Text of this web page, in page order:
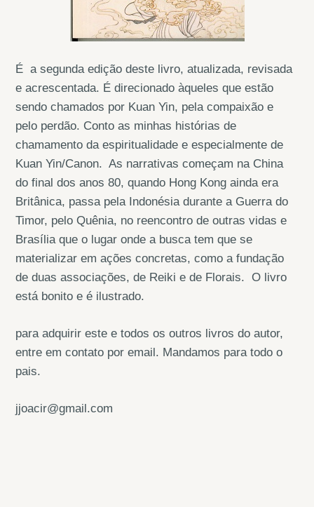
É a segunda edição deste livro, atualizada, revisada
e acrescentada. É direcionado àqueles que estão
sendo chamados por Kuan Yin, pela compaixão e
pelo perdão. Conto as minhas histórias de
chamamento da espiritualidade e especialmente de
Kuan Yin/Canon. As narrativas começam na China
do final dos anos 80, quando Hong Kong ainda era
Britânica, passa pela Indonésia durante a Guerra do
Timor, pelo Quênia, no reencontro de outras vidas e
Brasília que o lugar onde a busca tem que se
materializar em ações concretas, como a fundação
de duas associações, de Reiki e de Florais. O livro
está bonito e é ilustrado.
para adquirir este e todos os outros livros do autor,
entre em contato por email. Mandamos para todo o
pais.
jjoacir@gmail.com